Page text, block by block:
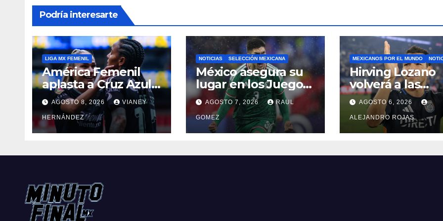
Podría interesarte
LIGA MX FEMENIL
América Femenil
aplasta a Cruz Azul
en su regreso a casa
AGOSTO 8, 2026 VIANEY
HERNÁNDEZ
NOTICIAS SELECCIÓN MEXICANA
México asegura su
lugar en los Juegos
Olímpicos de Los
Ángeles 2028
AGOSTO 7, 2026 RAUL
GOMEZ
MEXICANOS POR EL MUNDO
Hirving Lozano
volverá a las
canchas con LA
Galaxy
AGOSTO 6, 2026
ALEJANDRO ROJAS